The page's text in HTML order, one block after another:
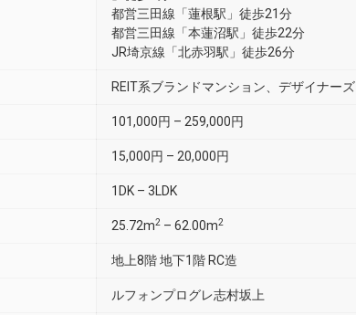
都営三田線「蓮根駅」徒歩21分
都営三田線「本蓮沼駅」徒歩22分
JR埼京線「北赤羽駅」徒歩26分
REIT系ブランドマンション、デザイナーズ
101,000円 – 259,000円
15,000円 – 20,000円
1DK – 3LDK
25.72m2 – 62.00m2
地上8階 地下1階 RC造
ルフォンプログレ志村坂上